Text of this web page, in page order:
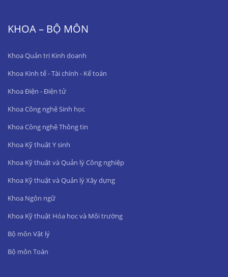
KHOA – BỘ MÔN
Khoa Quản trị Kinh doanh
Khoa Kinh tế - Tài chính - Kế toán
Khoa Điện - Điện tử
Khoa Công nghệ Sinh học
Khoa Công nghệ Thông tin
Khoa Kỹ thuật Y sinh
Khoa Kỹ thuật và Quản lý Công nghiệp
Khoa Kỹ thuật và Quản lý Xây dựng
Khoa Ngôn ngữ
Khoa Kỹ thuật Hóa học và Môi trường
Bộ môn Vật lý
Bộ môn Toán